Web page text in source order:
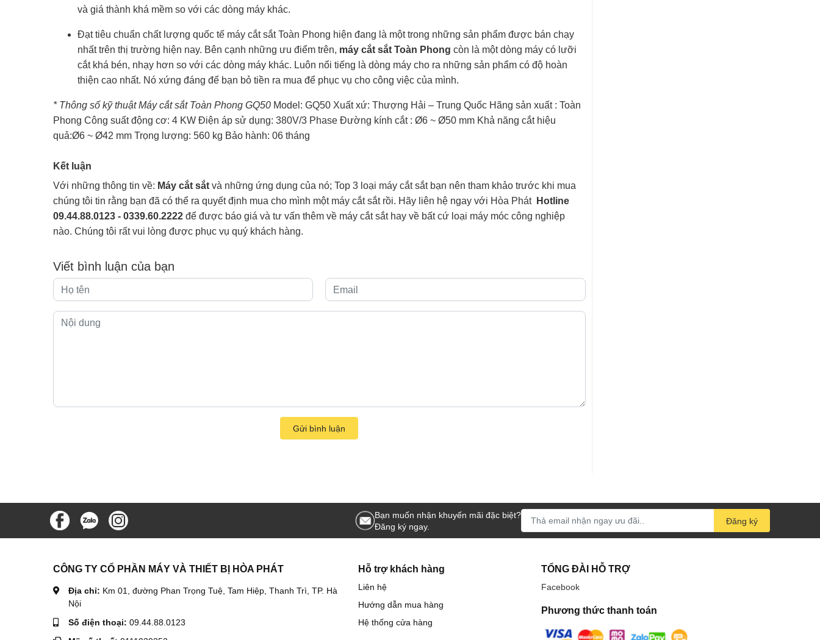
và giá thành khá mềm so với các dòng máy khác.
Đạt tiêu chuẩn chất lượng quốc tế máy cắt sắt Toàn Phong hiện đang là một trong những sản phẩm được bán chạy
nhất trên thị trường hiện nay. Bên cạnh những ưu điểm trên, máy cắt sắt Toàn Phong còn là một dòng máy có lưỡi
cắt khá bén, nhạy hơn so với các dòng máy khác. Luôn nổi tiếng là dòng máy cho ra những sản phẩm có độ hoàn
thiện cao nhất. Nó xứng đáng để bạn bỏ tiền ra mua để phục vụ cho công việc của mình.
* Thông số kỹ thuật Máy cắt sắt Toàn Phong GQ50 Model: GQ50 Xuất xứ: Thượng Hải – Trung Quốc Hãng sản xuất : Toàn
Phong Công suất động cơ: 4 KW Điện áp sử dụng: 380V/3 Phase Đường kính cắt : Ø6 ~ Ø50 mm Khả năng cắt hiệu
quả:Ø6 ~ Ø42 mm Trọng lượng: 560 kg Bảo hành: 06 tháng
Kết luận
Với những thông tin về: Máy cắt sắt và những ứng dụng của nó; Top 3 loại máy cắt sắt bạn nên tham khảo trước khi mua
chúng tôi tin rằng bạn đã có thể ra quyết định mua cho mình một máy cắt sắt rồi. Hãy liên hệ ngay với Hòa Phát Hotline
09.44.88.0123 - 0339.60.2222 để được báo giá và tư vấn thêm về máy cắt sắt hay về bất cứ loại máy móc công nghiệp
nào. Chúng tôi rất vui lòng được phục vụ quý khách hàng.
Viết bình luận của bạn
Gửi bình luận
Bạn muốn nhận khuyến mãi đặc biệt?
Đăng ký ngay.
Đăng ký
CÔNG TY CỔ PHẦN MÁY VÀ THIẾT BỊ HÒA PHÁT
Địa chỉ: Km 01, đường Phan Trọng Tuệ, Tam Hiệp, Thanh Trì, TP. Hà
Nội
Số điện thoại: 09.44.88.0123
Hỗ trợ khách hàng
Liên hệ
Hướng dẫn mua hàng
Hệ thống cửa hàng
TỔNG ĐÀI HỖ TRỢ
Facebook
Phương thức thanh toán